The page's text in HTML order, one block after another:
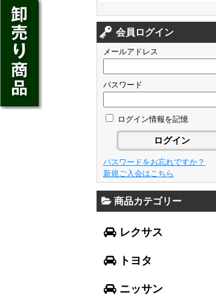
会員ログイン
メールアドレス
パスワード
ログイン情報を記憶
パスワードをお忘れですか？
新規ご入会はこちら
商品カテゴリー
レクサス
CT200h
HS250h
GS
GS F
NX
RX
LX570
RC
LC
トヨタ
クラウン アスリート
クラウン マジェスタ
クラウン ロイヤル
アベンシス
カローラ フィールダー
プリウスα
FJクルーザー
CH-R
ハリアー
86
ニッサン
ジューク
ノート
キューブ
セレナ
エルグランド
エクストレイル
ティアナ
スカイライン
GT-R
フィット
シャトル
ジェイド
フリード
N-ONE
N-BOX
N-BOX SLASH
N-BOX+
N-WGN
グレイス
フレア
フレアワゴン
フレアクロスオーバー
キャロル
デミオ
アクセラ スポーツ
アテンザ ワゴン
CX-3
レガシィ B4
レガシィ アウトバック
WRX S4
インプレッサ スポーツ
ミラ イース
ミラ
ミラ ココア
スペーシア
ハスラー